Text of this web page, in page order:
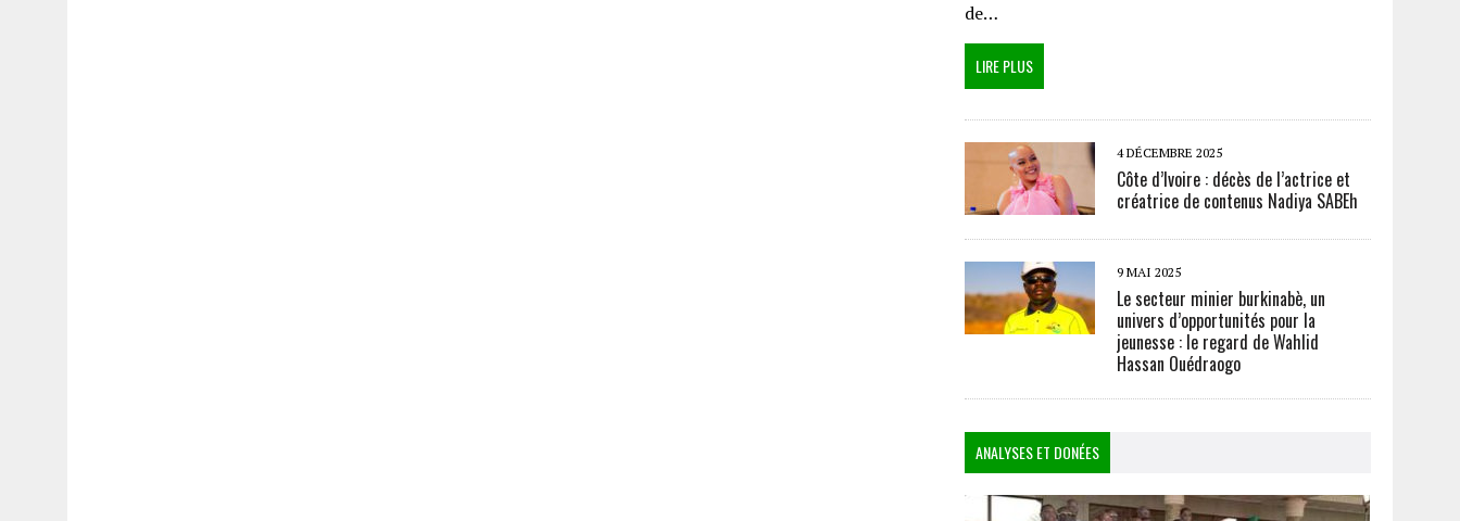
de…
LIRE PLUS
4 DÉCEMBRE 2025
Côte d’Ivoire : décès de l’actrice et
créatrice de contenus Nadiya SABEh
9 MAI 2025
Le secteur minier burkinabè, un
univers d’opportunités pour la
jeunesse : le regard de Wahlid
Hassan Ouédraogo
ANALYSES ET DONÉES